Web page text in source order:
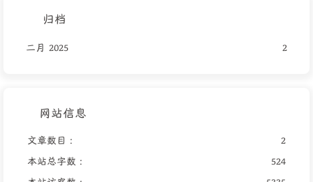
归档
二月 2025 2
网站信息
文章数目 :
2
本站总字数 :
524